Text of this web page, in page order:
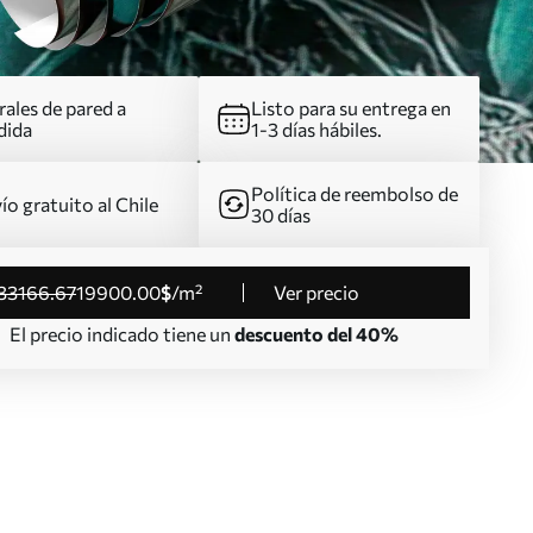
de pared a
Listo para su entrega en
1-3 días hábiles.
gratuito al Chile
Política de reembolso de
30 días
.6719900.00$/m²
Ver precio
El precio indicado tiene un descuento del 40%